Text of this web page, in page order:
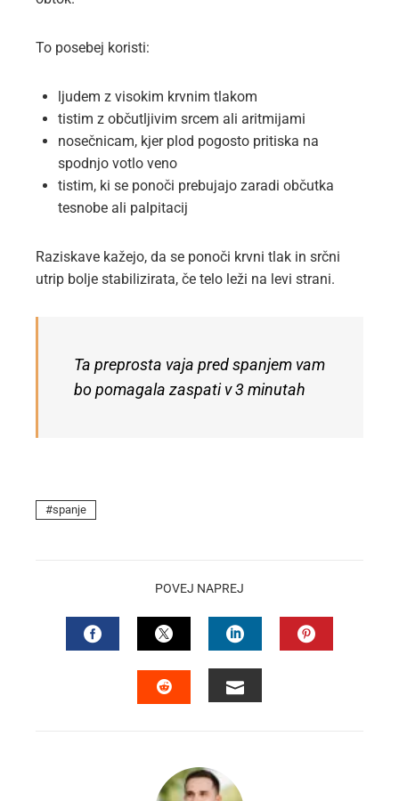
To posebej koristi:
ljudem z visokim krvnim tlakom
tistim z občutljivim srcem ali aritmijami
nosečnicam, kjer plod pogosto pritiska na
spodnjo votlo veno
tistim, ki se ponoči prebujajo zaradi občutka
tesnobe ali palpitacij
Raziskave kažejo, da se ponoči krvni tlak in srčni
utrip bolje stabilizirata, če telo leži na levi strani.
Ta preprosta vaja pred spanjem vam
bo pomagala zaspati v 3 minutah
spanje
POVEJ NAPREJ
FACEBOOKTWITTERLINKEDIN